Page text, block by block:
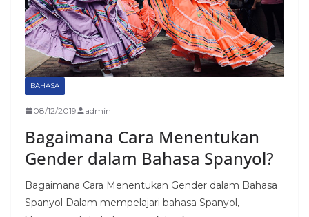
BAHASA
08/12/2019 admin
Bagaimana Cara Menentukan
Gender dalam Bahasa Spanyol?
Bagaimana Cara Menentukan Gender dalam Bahasa
Spanyol Dalam mempelajari bahasa Spanyol,